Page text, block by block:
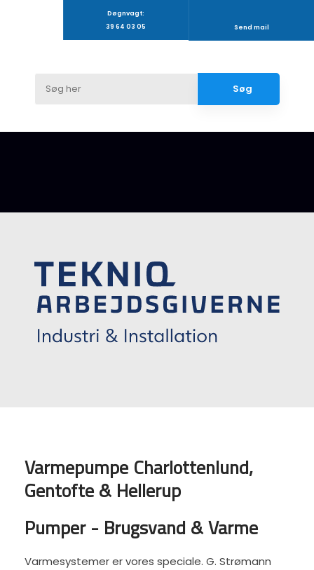
Døgnvagt:
39 64 03 05
Send mail
Varmepumpe Charlottenlund,
Gentofte & Hellerup
Pumper - Brugsvand & Varme
Varmesystemer er vores speciale. G. Strømann